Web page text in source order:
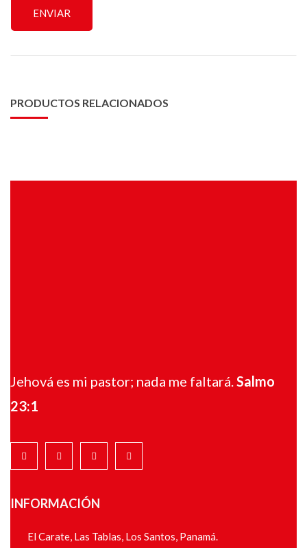
PRODUCTOS RELACIONADOS
Jehová es mi pastor; nada me faltará. Salmo
23:1
INFORMACIÓN
El Carate, Las Tablas, Los Santos, Panamá.